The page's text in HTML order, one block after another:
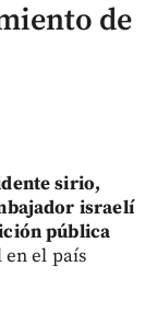
de
sirio,
israelí
pública
el país